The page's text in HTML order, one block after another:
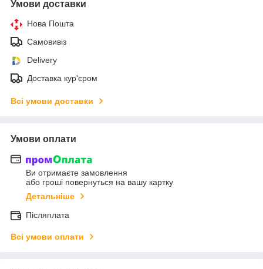
Умови доставки
Нова Пошта
Самовивіз
Delivery
Доставка кур'єром
Всі умови доставки
Умови оплати
Ви отримаєте замовлення
або гроші повернуться на вашу картку
Детальніше
Післяплата
Всі умови оплати